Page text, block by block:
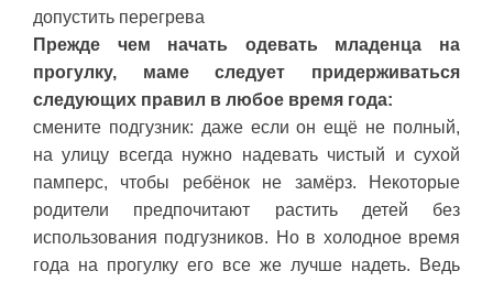
допустить перегрева
Прежде чем начать одевать младенца на
прогулку, маме следует придерживаться
следующих правил в любое время года:
смените подгузник: даже если он ещё не полный,
на улицу всегда нужно надевать чистый и сухой
памперс, чтобы ребёнок не замёрз. Некоторые
родители предпочитают растить детей без
использования подгузников. Но в холодное время
года на прогулку его все же лучше надеть. Ведь